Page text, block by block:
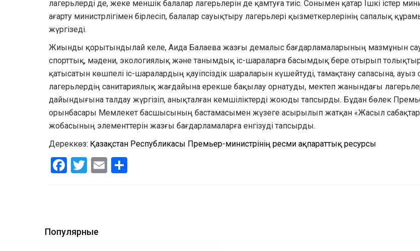
лагерьлерді де, жеке меншік балалар лагерьлерін де қамтуға тиіс. Сонымен қатар Ішкі істер
ағарту министрлігімен бірлесіп, балалар сауықтыру лагерьлері қызметкерлерінің сапалық
жүргізеді.
Жиынды қорытындылай келе, Аида Балаева жазғы демалыс бағдарламаларының мазмұнын
спорттық, мәдени, экологиялық және танымдық іс-шараларға басымдық бере отырып
қатысатын көшпелі іс-шаралардың қауіпсіздік шараларын күшейтуді, тамақтану сапасына, ауыз
лагерьлердің санитариялық жағдайына ерекше бақылау орнатуды, мектеп жанындағы
дайындығына талдау жүргізіп, анықталған кемшіліктерді жоюды тапсырды. Бұдан бөлек
орынбасары Мемлекет басшысының бастамасымен жүзеге асырылып жатқан «Жасыл
жобасының элементтерін жазғы бағдарламаларға енгізуді тапсырды.
Дереккөз: Қазақстан Республикасы Премьер-министрінің ресми ақпараттық ресурсы
Facebook
Twitter
Email
Популярные